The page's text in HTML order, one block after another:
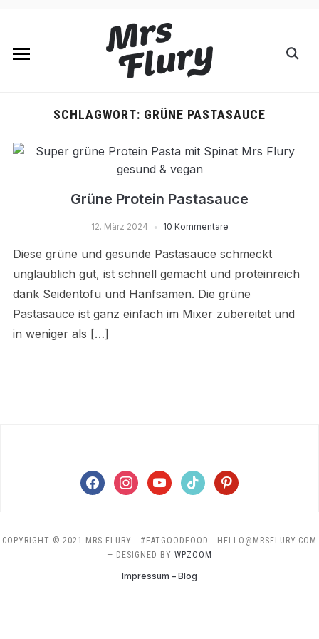
SCHLAGWORT: GRÜNE PASTASAUCE
Grüne Protein Pastasauce
12. März 2024 10 Kommentare
Diese grüne und gesunde Pastasauce schmeckt
unglaublich gut, ist schnell gemacht und proteinreich
dank Seidentofu und Hanfsamen. Die grüne
Pastasauce ist ganz einfach im Mixer zubereitet und
in weniger als […]
facebookinstagramyoutubetiktok pinterest
COPYRIGHT © 2021 MRS FLURY - #EATGOODFOOD - HELLO@MRSFLURY.COM
— DESIGNED BY WPZOOM
Impressum – Blog